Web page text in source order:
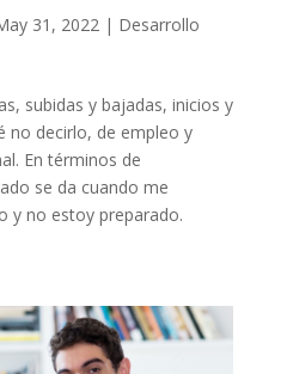
31, 2022 | Desarrollo
subidas y bajadas, inicios y
no decirlo, de empleo y
En términos de
se da cuando me
y no estoy preparado.